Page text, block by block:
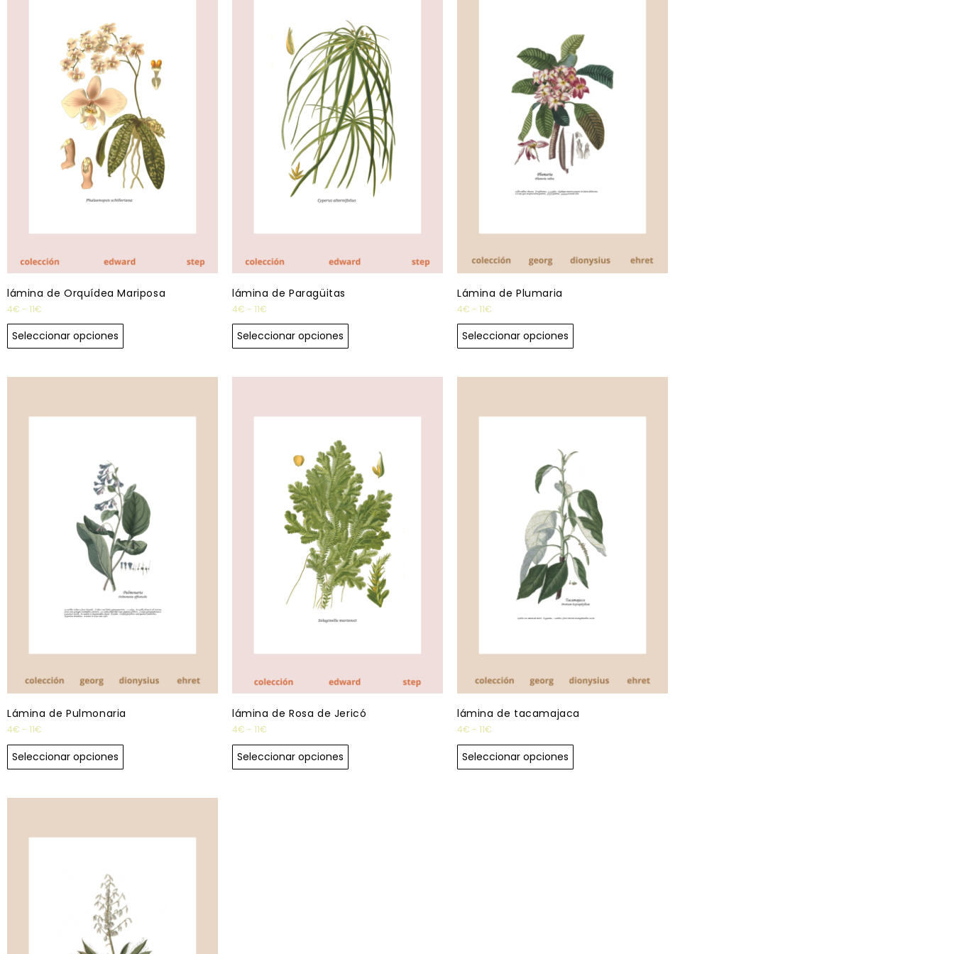
lámina de Orquídea Mariposa
4€ - 11€
Seleccionar opciones
lámina de Paragüitas
4€ - 11€
Seleccionar opciones
Lámina de Plumaria
4€ - 11€
Seleccionar opciones
Lámina de Pulmonaria
4€ - 11€
Seleccionar opciones
lámina de Rosa de Jericó
4€ - 11€
Seleccionar opciones
lámina de tacamajaca
4€ - 11€
Seleccionar opciones